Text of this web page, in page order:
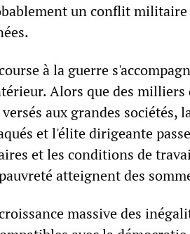
un conflit militaire
à la guerre
Alors que des
aux grandes sociétés,
et l'élite dirigeante
et les conditions de
atteignent des
massive des